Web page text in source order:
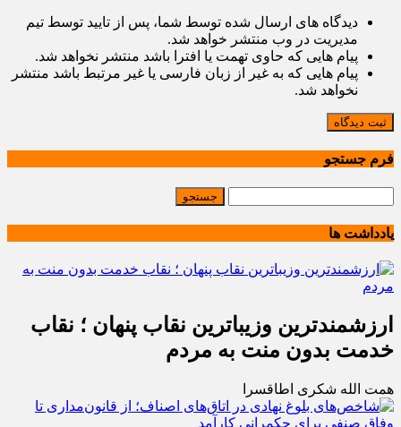
دیدگاه های ارسال شده توسط شما، پس از تایید توسط تیم
مدیریت در وب منتشر خواهد شد.
پیام هایی که حاوی تهمت یا افترا باشد منتشر نخواهد شد.
پیام هایی که به غیر از زبان فارسی یا غیر مرتبط باشد منتشر
نخواهد شد.
ثبت دیدگاه
فرم جستجو
یادداشت ها
ارزشمندترین وزیباترین نقاب پنهان ؛ نقاب
خدمت بدون منت به مردم
همت الله شکری اطاقسرا